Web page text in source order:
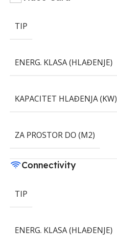
TIP
ENERG. KLASA (HLAĐENJE)
KAPACITET HLAĐENJA (KW)
ZA PROSTOR DO (M2)
Connectivity
TIP
ENERG. KLASA (HLAĐENJE)